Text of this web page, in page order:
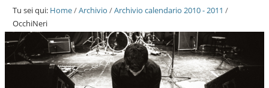
Tu sei qui: Home/Archivio /Archivio calendario 2010 - 2011 /
OcchiNeri